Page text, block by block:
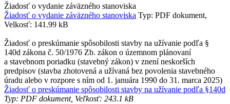
Žiadosť o vydanie záväzného stanoviska
Žiadosť o vydanie záväzného stanoviska Typ: PDF dokument,
Velkosť: 141.99 kB
Žiadosť o preskúmanie spôsobilosti stavby na užívanie podľa §
140d zákona č. 50/1976 Zb. zákon o územnom plánovaní
a stavebnom poriadku (stavebný zákon) v znení neskorších
predpisov (stavba zhotovená a užívaná bez povolenia stavebného
úradu alebo v rozpore s ním od 1. januára 1990 do 31. marca 2025)
Žiadosť o preskúmanie spôsobilosti stavby na užívanie podľa §140d
Typ: PDF dokument, Veľkosť: 243.1 kB